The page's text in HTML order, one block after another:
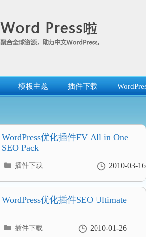
模板主题 插件下载
WordPress优化插件FV All in One
SEO Pack
2010-03-16
分
录
插件下载
WordPress优化插件SEO Ultimate
2010-01-26
分
插件下载